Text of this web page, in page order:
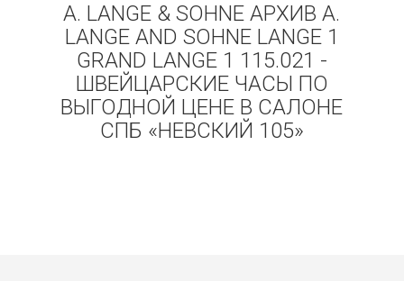
A. LANGE & SOHNE АРХИВ A.
LANGE AND SOHNE LANGE 1
GRAND LANGE 1 115.021 -
ШВЕЙЦАРСКИЕ ЧАСЫ ПО
ВЫГОДНОЙ ЦЕНЕ В САЛОНЕ
СПБ «НЕВСКИЙ 105»